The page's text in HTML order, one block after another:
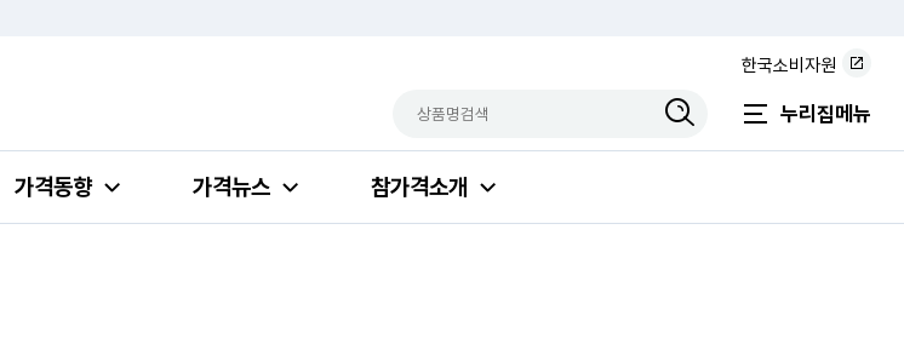
한국소비자원
누리집메뉴
가격동향 가격뉴스 참가격소개